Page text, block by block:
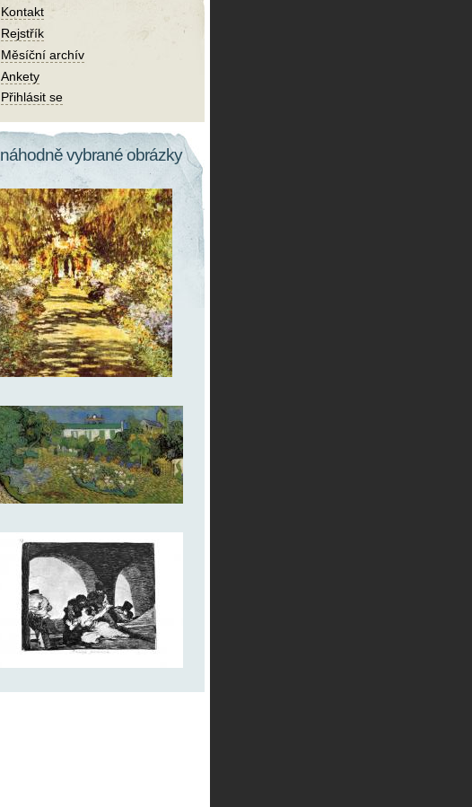
Kontakt
Rejstřík
Měsíční archív
Ankety
Přihlásit se
náhodně vybrané obrázky